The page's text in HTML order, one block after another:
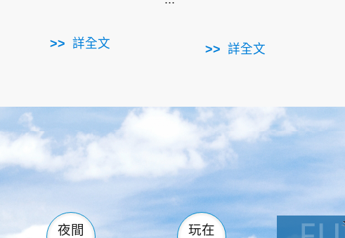
詳全文 詳全文
南仁湖
滿州 佳樂水
森林遊樂區
墾管處遊客中心
社頂公園 風吹沙
船帆石 龍磐公園
香蕉灣 龍坑
鵝鑾鼻
夜間
玩在